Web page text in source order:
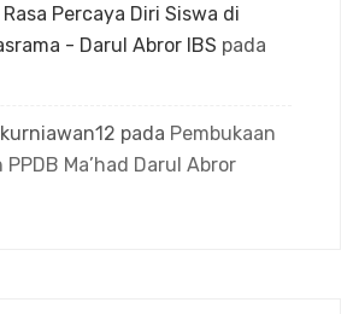
Percaya Diri Siswa di
- Darul Abror IBS pada
pada Pembukaan
Ma’had Darul Abror